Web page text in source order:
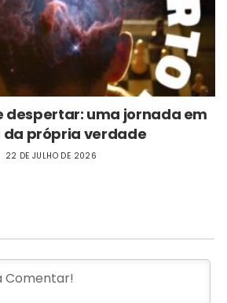
despertar: uma jornada em
da própria verdade
22 DE JULHO DE 2026